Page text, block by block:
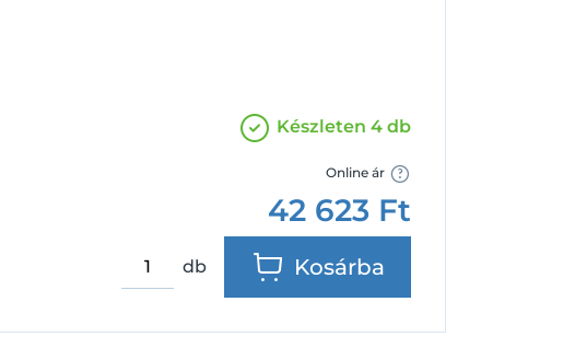
Készleten 4 db
Online ár
42 623 Ft
db Kosárba